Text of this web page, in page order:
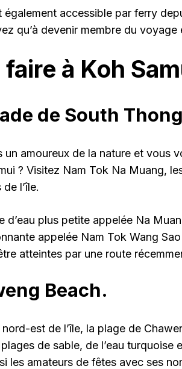
également accessible par ferry
qu’à devenir membre du
faire à Koh
de South
un amoureux de la nature et vous
? Visitez Nam Tok Na Muang,
l’île.
d’eau plus petite appelée Na
appelée Nam Tok Wang
atteintes par une route
Beach.
nord-est de l’île, la plage de
de sable, de l’eau turquoise
les amateurs de fêtes avec ses